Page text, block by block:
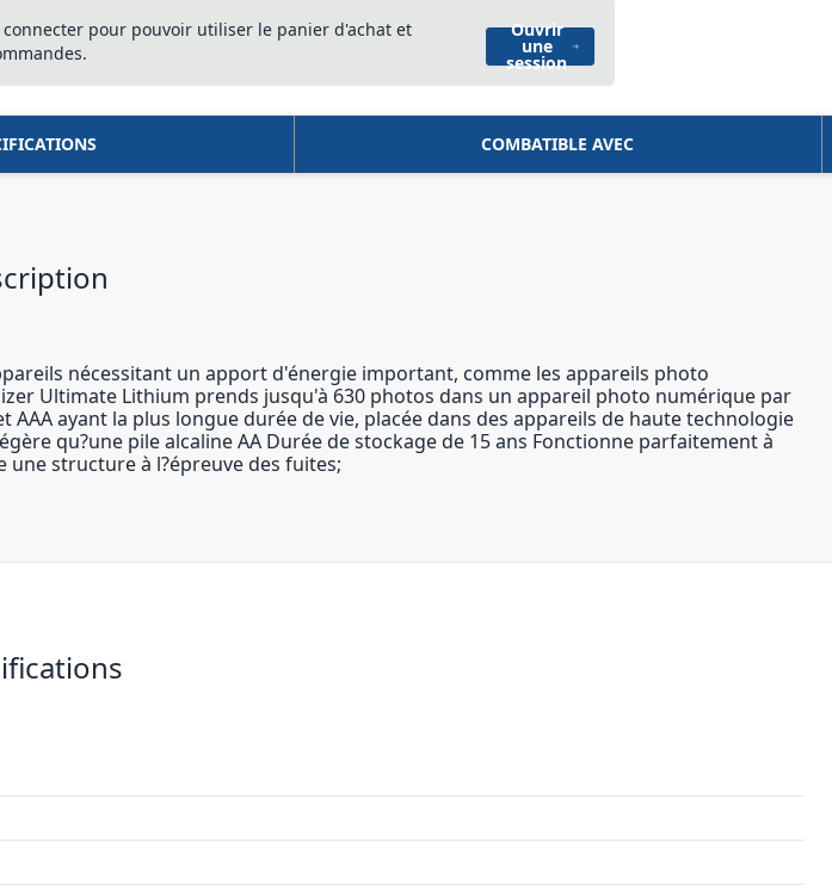
connecter pour pouvoir utiliser le panier d'achat et
Ouvrir
une
session
COMBATIBLE AVEC
nécessitant un apport d'énergie important, comme les appareils photo
Ultimate Lithium prends jusqu'à 630 photos dans un appareil photo numérique par
ayant la plus longue durée de vie, placée dans des appareils de haute technologie
qu?une pile alcaline AA Durée de stockage de 15 ans Fonctionne parfaitement à
une structure à l?épreuve des fuites;